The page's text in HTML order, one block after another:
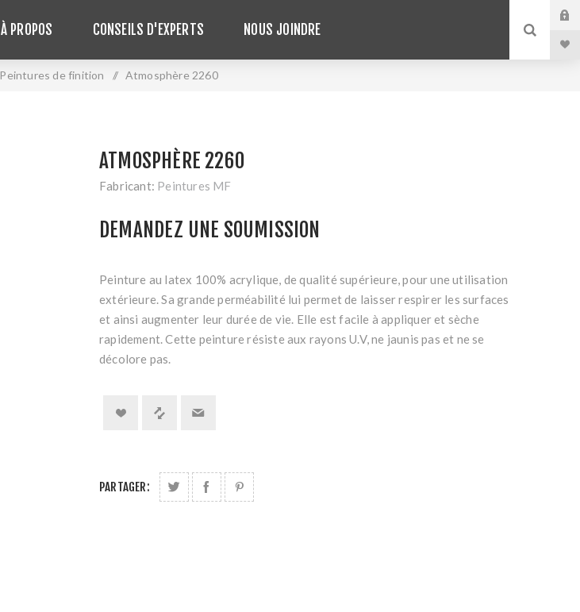
À PROPOS CONSEILS D'EXPERTS NOUS JOINDRE
Peintures de finition / Atmosphère 2260
ATMOSPHÈRE 2260
Fabricant: Peintures MF
DEMANDEZ UNE SOUMISSION
Peinture au latex 100% acrylique, de qualité supérieure, pour une utilisation
extérieure. Sa grande perméabilité lui permet de laisser respirer les surfaces
et ainsi augmenter leur durée de vie. Elle est facile à appliquer et sèche
rapidement. Cette peinture résiste aux rayons U.V, ne jaunis pas et ne se
décolore pas.
PARTAGER: